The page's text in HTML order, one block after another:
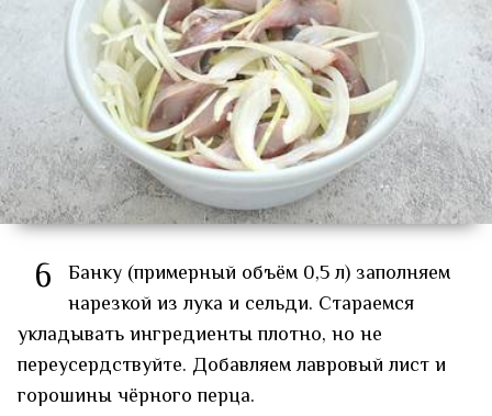
6 Банку (примерный объём 0,5 л) заполняем
нарезкой из лука и сельди. Стараемся
укладывать ингредиенты плотно, но не
переусердствуйте. Добавляем лавровый лист и
горошины чёрного перца.